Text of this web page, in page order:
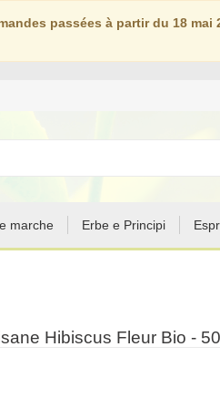
passées à partir du 18
marche Erbe e Principi
Hibiscus Fleur Bio -